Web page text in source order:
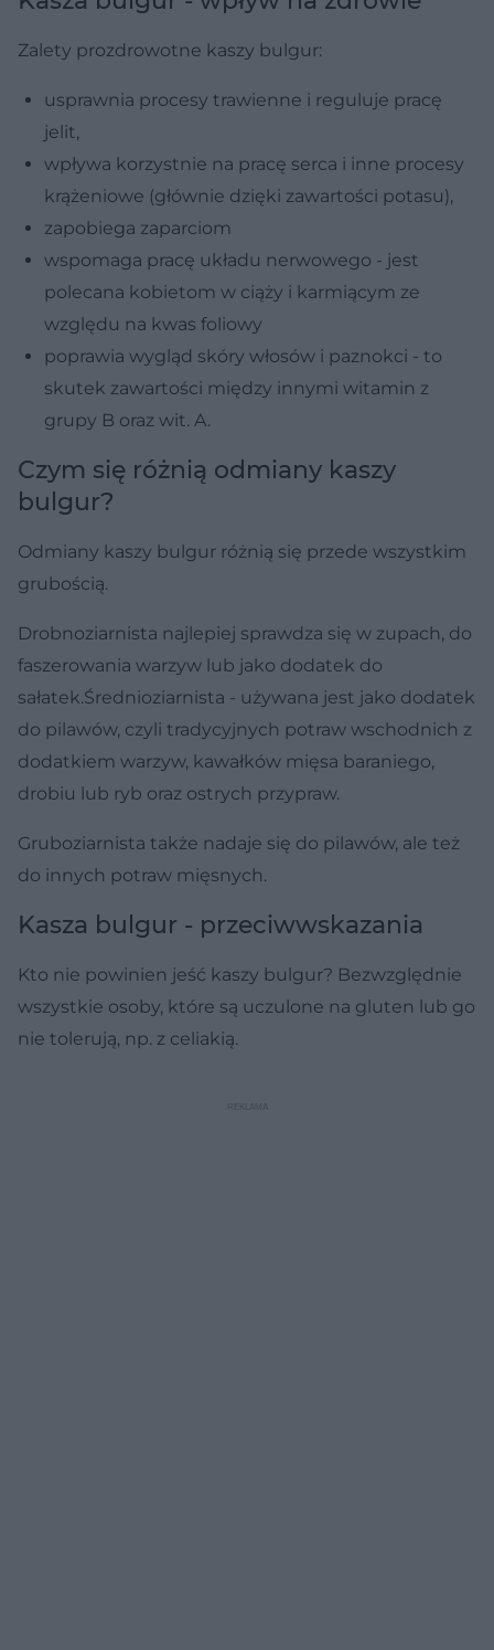
Zalety prozdrowotne kaszy bulgur:
usprawnia procesy trawienne i reguluje pracę
jelit,
wpływa korzystnie na pracę serca i inne procesy
krążeniowe (głównie dzięki zawartości potasu),
zapobiega zaparciom
wspomaga pracę układu nerwowego - jest
polecana kobietom w ciąży i karmiącym ze
względu na kwas foliowy
poprawia wygląd skóry włosów i paznokci - to
skutek zawartości między innymi witamin z
grupy B oraz wit. A.
Czym się różnią odmiany kaszy
bulgur?
Odmiany kaszy bulgur różnią się przede wszystkim
grubością.
Drobnoziarnista najlepiej sprawdza się w zupach, do
faszerowania warzyw lub jako dodatek do
sałatek.Średnioziarnista - używana jest jako dodatek
do pilawów, czyli tradycyjnych potraw wschodnich z
dodatkiem warzyw, kawałków mięsa baraniego,
drobiu lub ryb oraz ostrych przypraw.
Gruboziarnista także nadaje się do pilawów, ale też
do innych potraw mięsnych.
Kasza bulgur - przeciwwskazania
Kto nie powinien jeść kaszy bulgur? Bezwzględnie
wszystkie osoby, które są uczulone na gluten lub go
nie tolerują, np. z celiakią.